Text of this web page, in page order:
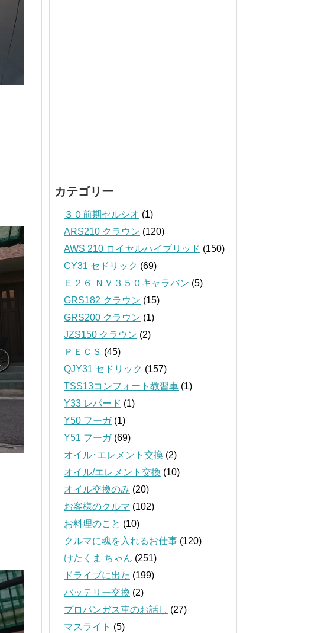
カテゴリー
３０前期セルシオ (1)
ARS210 クラウン (120)
AWS 210 ロイヤルハイブリッド (150)
CY31 セドリック (69)
Ｅ２６ ＮＶ３５０キャラバン (5)
GRS182 クラウン (15)
GRS200 クラウン (1)
JZS150 クラウン (2)
ＰＥＣＳ (45)
QJY31 セドリック (157)
TSS13コンフォート教習車 (1)
Y33 レパード (1)
Y50 フーガ(1)
Y51 フーガ(69)
オイル･エレメント交換 (2)
オイル/エレメント交換 (10)
オイル交換のみ (20)
お客様のクルマ (102)
お料理のこと (10)
クルマに魂を入れるお仕事 (120)
けたくま ちゃん (251)
ドライブに出た (199)
バッテリー交換 (2)
プロパンガス車のお話し (27)
マスライト (5)